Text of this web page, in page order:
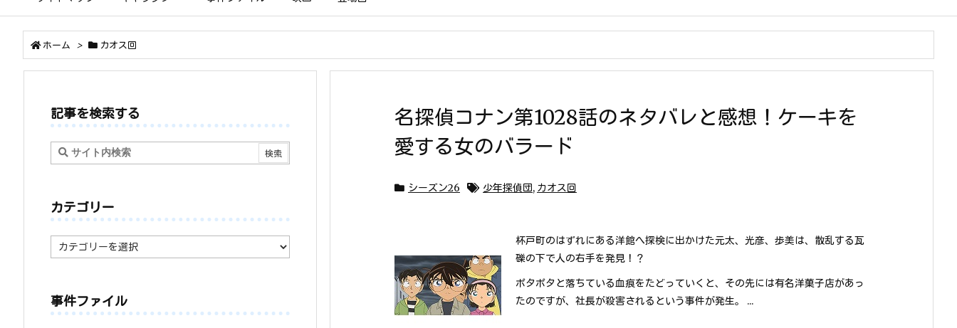
ホーム > カオス回
名探偵コナン第1028話のネタバレと感想！ケーキを
愛する女のバラード
シーズン26 少年探偵団, カオス回
杯戸町のはずれにある洋館へ探検に出かけた元太、光彦、歩美は、散乱する瓦
礫の下で人の右手を発見！？
ポタポタと落ちている血痕をたどっていくと、その先には有名洋菓子店があっ
たのですが、社長が殺害されるという事件が発生。 ...
記事を検索する
カテゴリー
カ
テ
ー
事件ファイル